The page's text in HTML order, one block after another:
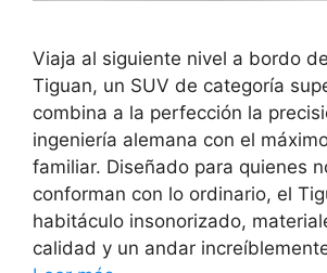
Viaja al siguiente nivel a bordo
Tiguan, un SUV de categoría
combina a la perfección la
ingeniería alemana con el
familiar. Diseñado para quienes
conforman con lo ordinario, el
habitáculo insonorizado,
calidad y un andar